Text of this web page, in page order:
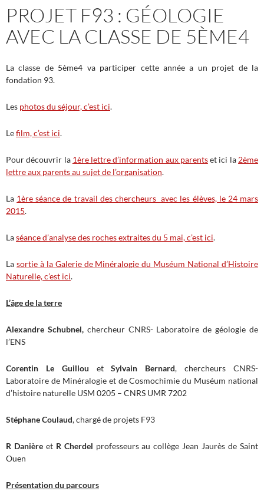
PROJET F93 : GÉOLOGIE
AVEC LA CLASSE DE 5ÈME4
La classe de 5ème4 va participer cette année a un projet de la
fondation 93.
Les photos du séjour, c’est ici.
Lefilm, c’est ici.
Pour découvrir la 1ère lettre d’information aux parentset ici la 2ème
lettre aux parents au sujet de l’organisation.
La 1ère séance de travail des chercheurs avec les élèves, le 24 mars
2015.
Laséance d’analyse des roches extraites du 5 mai, c’est ici.
La sortie à la Galerie de Minéralogie du Muséum National d’Histoire
Naturelle, c’est ici.
L’âge de la terre
Alexandre Schubnel,chercheur CNRS- Laboratoire de géologie de
l’ENS
Corentin Le Guillou etSylvain Bernard, chercheurs CNRS-
Laboratoire de Minéralogie et de Cosmochimie du Muséum national
d’histoire naturelle USM 0205 – CNRS UMR 7202
Stéphane Coulaud, chargé de projets F93
R Danièreet R Cherdel professeurs au collège Jean Jaurès de Saint
Ouen
Présentation du parcours